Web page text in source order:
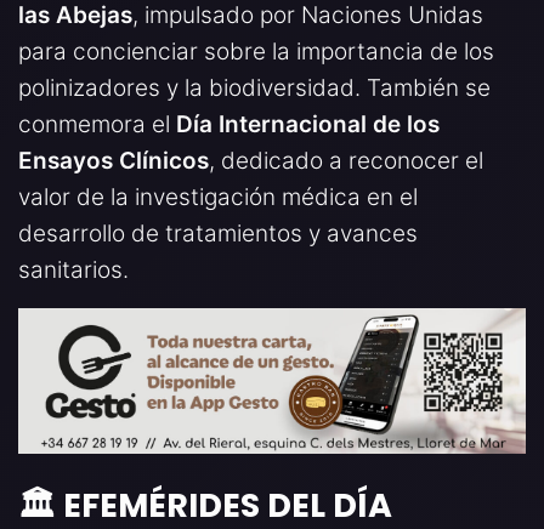
las Abejas, impulsado por Naciones Unidas
para concienciar sobre la importancia de los
polinizadores y la biodiversidad. También se
conmemora el Día Internacional de los
Ensayos Clínicos, dedicado a reconocer el
valor de la investigación médica en el
desarrollo de tratamientos y avances
sanitarios.
🏛️ EFEMÉRIDES DEL DÍA